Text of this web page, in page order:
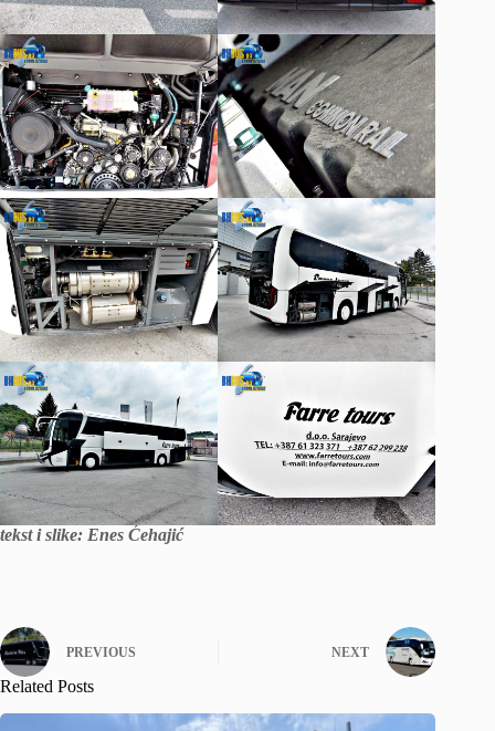
tekst i slike: Enes Ćehajić
PREVIOUS NEXT
Related Posts